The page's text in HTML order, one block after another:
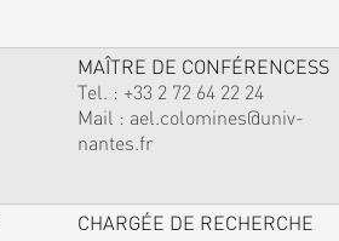
MAÎTRE DE CONFÉRENCESS
Tel. : +33 2 72 64 22 24
Mail : ael.colomines@univ-
nantes.fr
CHARGÉE DE RECHERCHE